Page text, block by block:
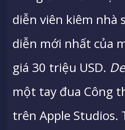
diễn viên kiêm nhà
diễn mới nhất của
giá 30 triệu USD.
một tay đua Công
trên Apple